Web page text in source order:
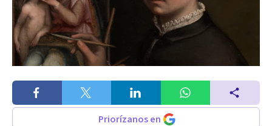
Priorízanos en